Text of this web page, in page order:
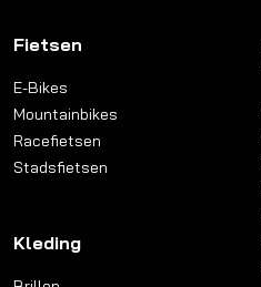
Fietsen
E-Bikes
Mountainbikes
Racefietsen
Stadsfietsen
Kleding